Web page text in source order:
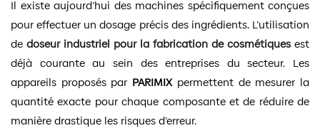
Il existe aujourd’hui des machines spécifiquement conçues
pour effectuer un dosage précis des ingrédients. L’utilisation
de doseur industriel pour la fabrication de cosmétiquesest
déjà courante au sein des entreprises du secteur. Les
appareils proposés par PARIMIXpermettent de mesurer la
quantité exacte pour chaque composante et de réduire de
manière drastique les risques d’erreur.